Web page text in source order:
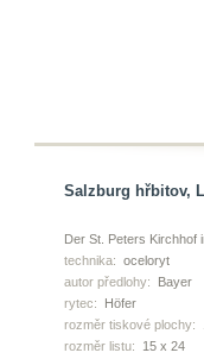
Salzburg hřbitov,
Der St. Peters Kirchhof
technika: oceloryt
autor předlohy:
Bayer
rytec:
Höfer
rozměr tiskové plochy:
rozměr listu:
15 x 24